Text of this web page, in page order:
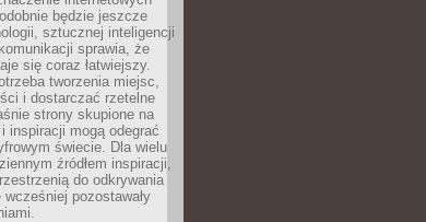
będzie jeszcze
sztucznej inteligencji
sprawia, że
się coraz łatwiejszy.
tworzenia miejsc,
i dostarczać rzetelne
strony skupione na
inspiracji mogą odegrać
świecie. Dla wielu
źródłem inspiracji,
do odkrywania
pozostawały